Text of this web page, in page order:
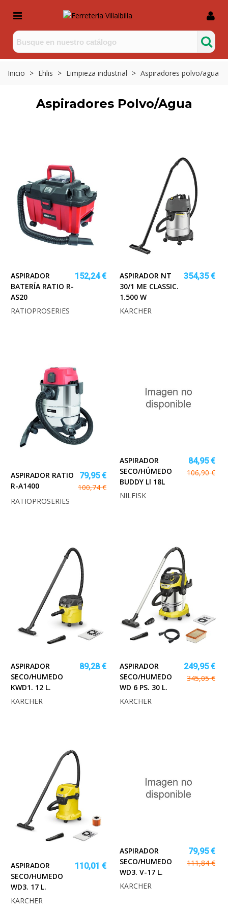
Inicio > Ehlis > Limpieza industrial > Aspiradores polvo/agua
Aspiradores Polvo/agua
ASPIRADOR
BATERÍA RATIO R-
AS20
152,24 €
RATIOPROSERIES
ASPIRADOR NT
30/1 ME CLASSIC.
1.500 W
354,35 €
KARCHER
ASPIRADOR RATIO
R-A1400
79,95 €
100,74 €
RATIOPROSERIES
ASPIRADOR
SECO/HÚMEDO
BUDDY Ll 18L
84,95 €
106,90 €
NILFISK
ASPIRADOR
SECO/HUMEDO
KWD1. 12 L.
89,28 €
KARCHER
ASPIRADOR
SECO/HUMEDO
WD 6 PS. 30 L.
249,95 €
345,05 €
KARCHER
ASPIRADOR
SECO/HUMEDO
WD3. 17 L.
110,01 €
KARCHER
ASPIRADOR
SECO/HUMEDO
WD3. V-17 L.
79,95 €
111,84 €
KARCHER